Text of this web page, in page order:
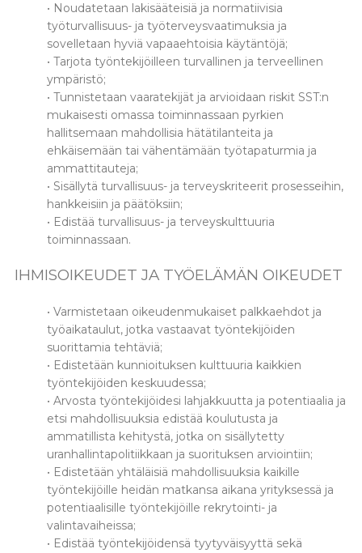
• Noudatetaan lakisääteisiä ja normatiivisia
työturvallisuus- ja työterveysvaatimuksia ja
sovelletaan hyviä vapaaehtoisia käytäntöjä;
• Tarjota työntekijöilleen turvallinen ja terveellinen
ympäristö;
• Tunnistetaan vaaratekijät ja arvioidaan riskit SST:n
mukaisesti omassa toiminnassaan pyrkien
hallitsemaan mahdollisia hätätilanteita ja
ehkäisemään tai vähentämään työtapaturmia ja
ammattitauteja;
• Sisällytä turvallisuus- ja terveyskriteerit prosesseihin,
hankkeisiin ja päätöksiin;
• Edistää turvallisuus- ja terveyskulttuuria
toiminnassaan.
IHMISOIKEUDET JA TYÖELÄMÄN OIKEUDET
• Varmistetaan oikeudenmukaiset palkkaehdot ja
työaikataulut, jotka vastaavat työntekijöiden
suorittamia tehtäviä;
• Edistetään kunnioituksen kulttuuria kaikkien
työntekijöiden keskuudessa;
• Arvosta työntekijöidesi lahjakkuutta ja potentiaalia ja
etsi mahdollisuuksia edistää koulutusta ja
ammatillista kehitystä, jotka on sisällytetty
uranhallintapolitiikkaan ja suorituksen arviointiin;
• Edistetään yhtäläisiä mahdollisuuksia kaikille
työntekijöille heidän matkansa aikana yrityksessä ja
potentiaalisille työntekijöille rekrytointi- ja
valintavaiheissa;
• Edistää työntekijöidensä tyytyväisyyttä sekä